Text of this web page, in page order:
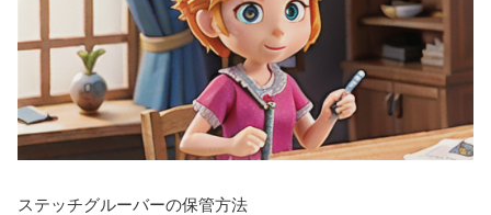
ステッチグルーバーの保管方法